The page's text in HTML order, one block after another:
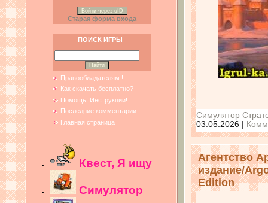
Войти через uID
Старая форма входа
ПОИСК ИГРЫ
Правообладателям !
Как скачать бесплатно?
Помощь! Инструкции!
Последние комментарии
Главная страница
Квест, Я ищу
Симулятор
Симулятор
03.05.2026
Агентство
издание/
Edition